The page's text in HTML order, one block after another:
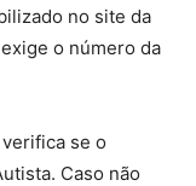
no site da
o número da
se o
Caso não